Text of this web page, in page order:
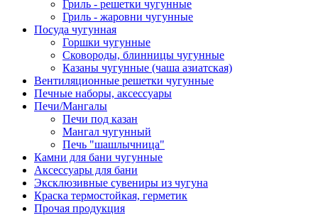
Гриль - решетки чугунные
Гриль - жаровни чугунные
Посуда чугунная
Горшки чугунные
Сковороды, блинницы чугунные
Казаны чугунные (чаша азиатская)
Вентиляционные решетки чугунные
Печные наборы, аксессуары
Печи/Мангалы
Печи под казан
Мангал чугунный
Печь "шашлычница"
Камни для бани чугунные
Аксессуары для бани
Эксклюзивные сувениры из чугуна
Краска термостойкая, герметик
Прочая продукция